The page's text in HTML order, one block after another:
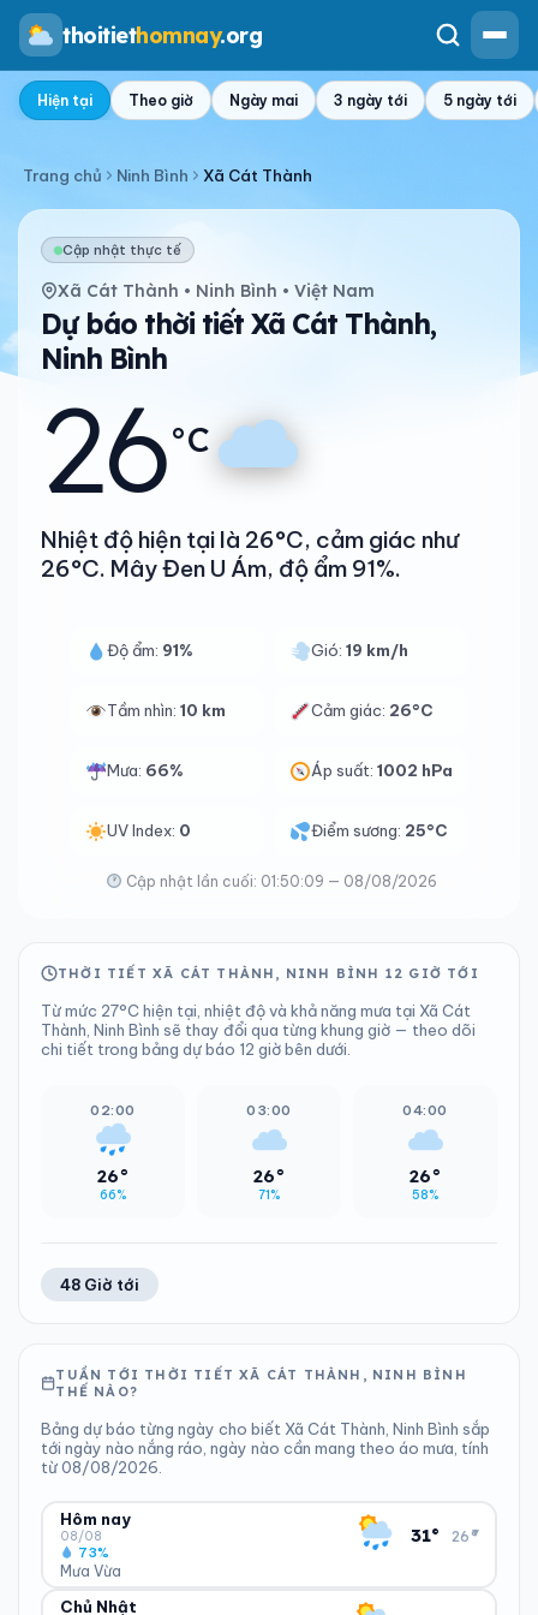
thoitiethomnay.org
Hiện tại Theo giờ Ngày mai 3 ngày tới 5 ngày tới
Trang chủ Ninh Bình Xã Cát Thành
Cập nhật thực tế
Xã Cát Thành • Ninh Bình • Việt Nam
Dự báo thời tiết Xã Cát Thành,
Ninh Bình
26°C
Nhiệt độ hiện tại là 26°C, cảm giác như
26°C. Mây Đen U Ám, độ ẩm 91%.
Độ ẩm: 91% Gió:19 km/h
Tầm nhìn: 10 km Cảm giác: 26°C
Mưa: 66% Áp suất:1002 hPa
UV Index: 0 Điểm sương: 25°C
Cập nhật lần cuối: 01:50:09 — 08/08/2026
THỜI TIẾT XÃ CÁT THÀNH, NINH BÌNH 12 GIỜ TỚI
Từ mức 27°C hiện tại, nhiệt độ và khả năng mưa tại Xã Cát
Thành, Ninh Bình sẽ thay đổi qua từng khung giờ — theo dõi
chi tiết trong bảng dự báo 12 giờ bên dưới.
02:00
26°
66%
03:00
26°
71%
04:00
26°
58%
48 Giờ tới
TUẦN TỚI THỜI TIẾT XÃ CÁT THÀNH, NINH BÌNH
THẾ NÀO?
Bảng dự báo từng ngày cho biết Xã Cát Thành, Ninh Bình sắp
tới ngày nào nắng ráo, ngày nào cần mang theo áo mưa, tính
từ 08/08/2026.
Hôm nay
08/08
Mưa Vừa
73%
31° 26°
▾
ĐỘ ẨM
Chủ Nhật